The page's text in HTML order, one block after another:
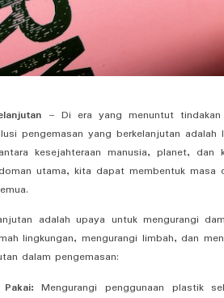
– Di era yang menuntut
pengemasan yang berkelanjutan
kesejahteraan manusia, planet, dan
utama, kita dapat membentuk
adalah upaya untuk mengurangi
lingkungan, mengurangi limbah, dan
dalam pengemasan:
Mengurangi penggunaan plastik